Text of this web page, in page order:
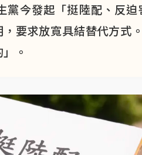
黨今發起「挺陸配、反
要求放寬具結替代方式
。